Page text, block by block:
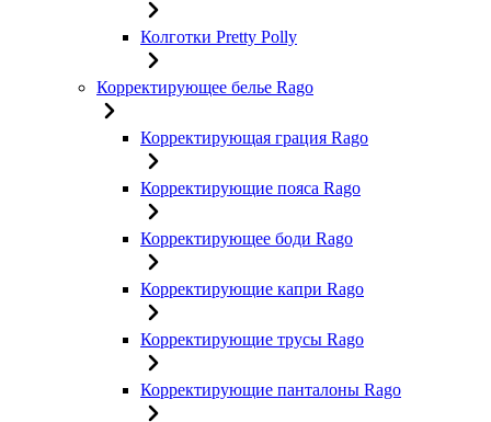
Колготки Pretty Polly
Корректирующее белье Rago
Корректирующая грация Rago
Корректирующие пояса Rago
Корректирующее боди Rago
Корректирующие капри Rago
Корректирующие трусы Rago
Корректирующие панталоны Rago